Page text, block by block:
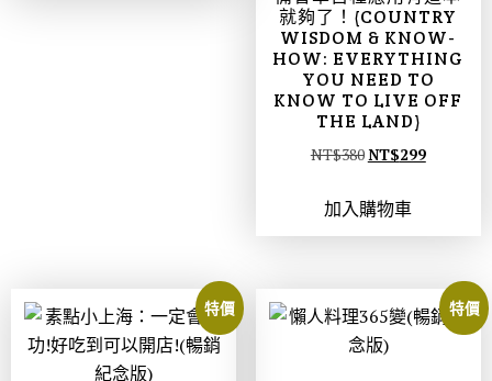
就夠了！(COUNTRY
WISDOM & KNOW-
HOW: EVERYTHING
YOU NEED TO
KNOW TO LIVE OFF
THE LAND)
NT$380NT$299
加入購物車
特價 特價